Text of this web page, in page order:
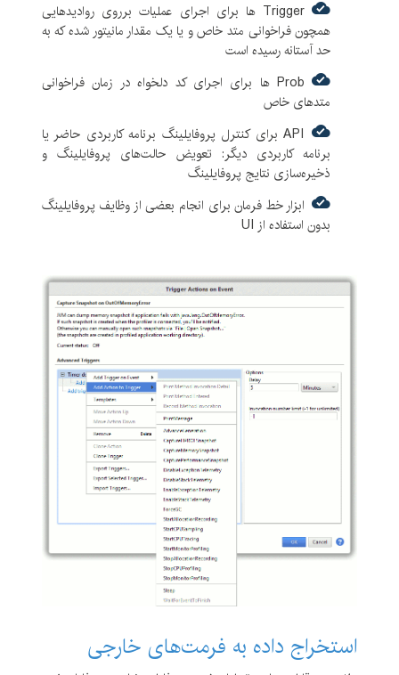
Trigger ها برای اجرای عملیات برروی روادیدهایی
همچون فراخوانی متد خاص و یا یک مقدار مانیتور شده که به
حد آستانه رسیده است
Prob ها برای اجرای کد دلخواه در زمان فراخوانی
متدهای خاص
API برای کنترل پروفایلینگ برنامه کاربردی حاضر یا
برنامه کاربردی دیگر: تعویض حالت‌های پروفایلینگ و
ذخیره‌سازی نتایج پروفایلینگ
ابزار خط فرمان برای انجام بعضی از وظایف پروفایلینگ
بدون استفاده از UI
استخراج داده به فرمت‌های خارجی